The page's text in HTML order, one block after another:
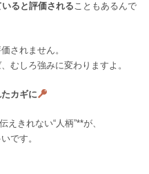
ると評価されることもあるんで
されません。
むしろ強みに変わりますよ。
カギに
きれない“人柄”**が、
です。